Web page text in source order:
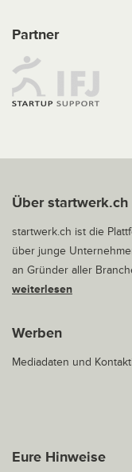
Partner
Über startwerk.ch
startwerk.ch ist die
über junge
an Gründer aller
weiterlesen
Werben
Mediadaten und
Eure Hinweise